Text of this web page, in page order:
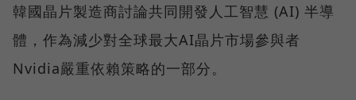
韓國晶片製造商討論共同開發人工智慧 (AI) 半導
體，作為減少對全球最大AI晶片市場參與者
Nvidia嚴重依賴策略的一部分。